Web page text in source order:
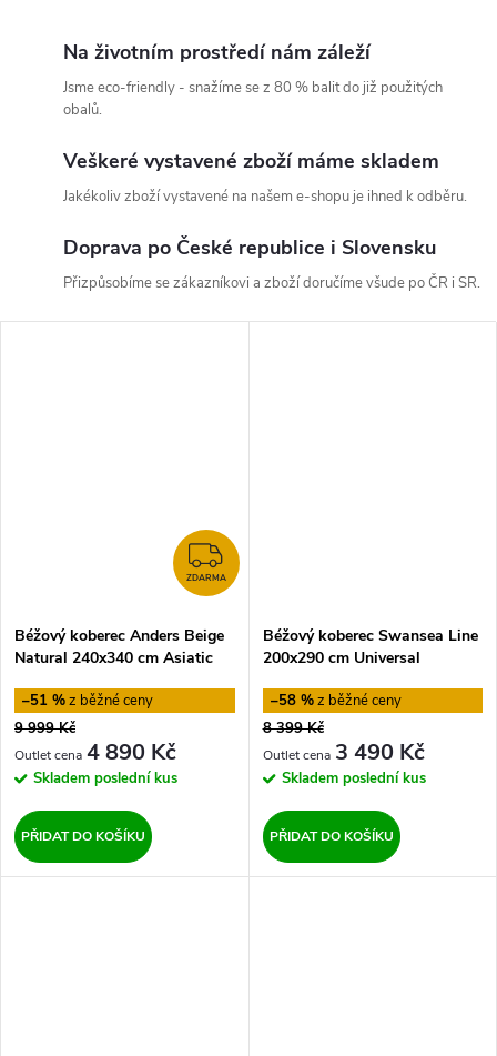
Na životním prostředí nám záleží
Jsme eco-friendly - snažíme se z 80 % balit do již použitých
obalů.
Veškeré vystavené zboží máme skladem
Jakékoliv zboží vystavené na našem e-shopu je ihned k odběru.
Doprava po České republice i Slovensku
Přizpůsobíme se zákazníkovi a zboží doručíme všude po ČR i SR.
ZDARMA
ZDARMA
Béžový koberec Anders Beige
Natural 240x340 cm Asiatic
–51 %
9 999 Kč
4 890 Kč
Skladem poslední kus
PŘIDAT DO KOŠÍKU
Béžový koberec Swansea Line
200x290 cm Universal
–58 %
8 399 Kč
3 490 Kč
Skladem poslední kus
PŘIDAT DO KOŠÍKU